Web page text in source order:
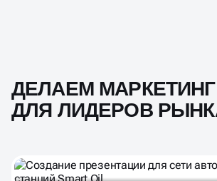
ДЕЛАЕМ
ДЛЯ ЛИДЕРОВ